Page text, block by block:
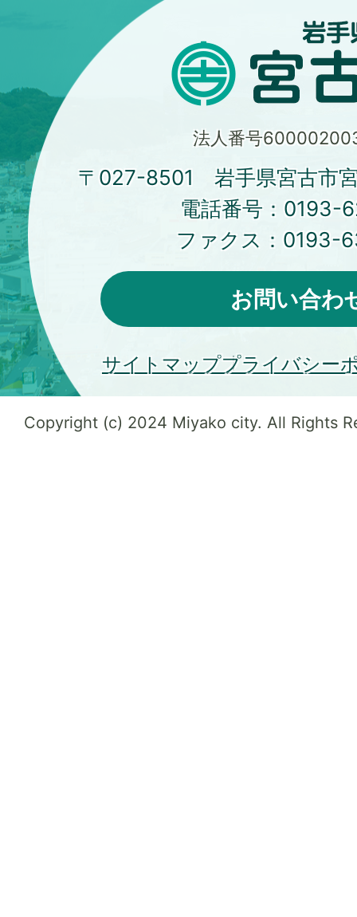
法人番号
〒027-8501 岩手県宮古市
電話番号： 0193-
ファクス： 0193-
お問い合わ
サイトマッププライバシー
Copyright (c) 2024 Miyako city. All Rights